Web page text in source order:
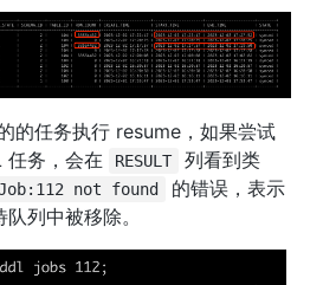
的任务执行 resume，如果尝试
任务，会在
RESULT
列看到类
not found
的错误，表示
列中被移除。